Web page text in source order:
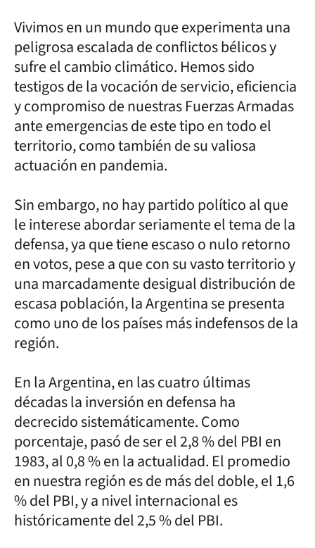
Vivimos en un mundo que experimenta una
peligrosa escalada de conflictos bélicos y
sufre el cambio climático. Hemos sido
testigos de la vocación de servicio, eficiencia
y compromiso de nuestras Fuerzas Armadas
ante emergencias de este tipo en todo el
territorio, como también de su valiosa
actuación en pandemia.
Sin embargo, no hay partido político al que
le interese abordar seriamente el tema de la
defensa, ya que tiene escaso o nulo retorno
en votos, pese a que con su vasto territorio y
una marcadamente desigual distribución de
escasa población, la Argentina se presenta
como uno de los países más indefensos de la
región.
En la Argentina, en las cuatro últimas
décadas la inversión en defensa ha
decrecido sistemáticamente. Como
porcentaje, pasó de ser el 2,8 % del PBI en
1983, al 0,8 % en la actualidad. El promedio
en nuestra región es de más del doble, el 1,6
% del PBI, y a nivel internacional es
históricamente del 2,5 % del PBI.